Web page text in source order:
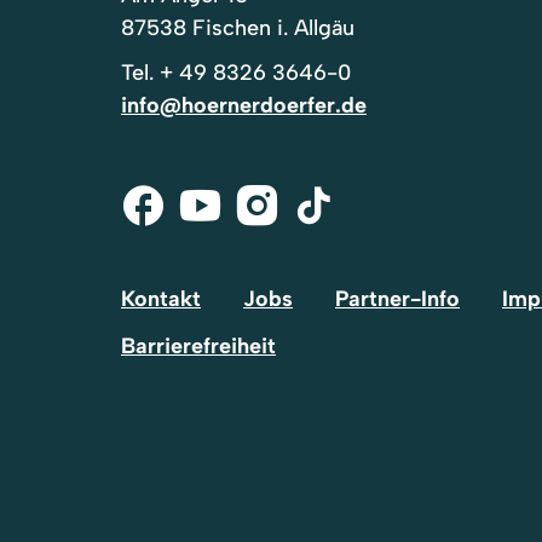
87538 Fischen i. Allgäu
Tel. + 49 8326 3646-0
info@hoernerdoerfer.de
Facebook
Youtube
Instagram
Tik-
Kontakt Jobs Partner-Info
Barrierefreiheit